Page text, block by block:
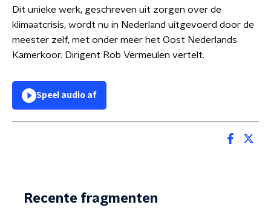
Dit unieke werk, geschreven uit zorgen over de
klimaatcrisis, wordt nu in Nederland uitgevoerd door de
meester zelf, met onder meer het Oost Nederlands
Kamerkoor. Dirigent Rob Vermeulen vertelt.
Speel audio af
Recente fragmenten